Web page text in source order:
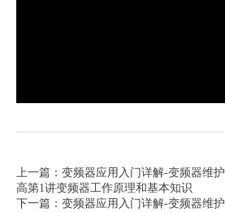
上一篇：变频器应用入门详解-变频器维
高第1讲变频器工作原理和基本知识
下一篇：变频器应用入门详解-变频器维